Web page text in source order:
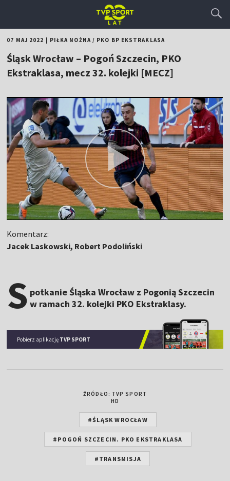
07 MAJ 2022 PIŁKA NOŻNA/ PKO BP EKSTRAKLASA
Śląsk Wrocław – Pogoń Szczecin, PKO
Ekstraklasa, mecz 32. kolejki [MECZ]
Komentarz:
Jacek Laskowski, Robert Podoliński
S potkanie Śląska Wrocław z Pogonią Szczecin
w ramach 32. kolejki PKO Ekstraklasy.
Pobierz aplikację TVP SPORT
ŹRÓDŁO: TVP SPORT
HD
#ŚLĄSK WROCŁAW
#POGOŃ SZCZECIN. PKO EKSTRAKLASA
#TRANSMISJA